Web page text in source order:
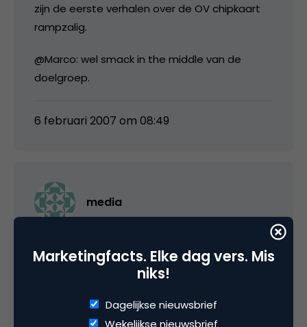
zijn de eerste verhalen over de OV chipkaart
rampzalig.
@Marco: wel smack in the middle van de
doelgroep.
6 februari 2007 om 08:49
media
doelgroep maar wat zou je er van vinden als ik
Marketingfacts helemaal volplak – dus naast
de bestaande advertentieplekken ook tussen
en onder de postings en reacties – met
Marketingfacts. Elke dag vers. Mis
niks!
Dagelijkse nieuwsbrief
Wekelijkse nieuwsbrief